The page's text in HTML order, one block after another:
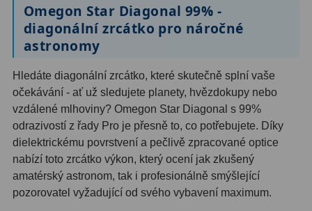
Planetární2
Barevné66
Barlow čočky65
Barlow 2x38
Barlow 3x
Barlow 4x3
Barlow 5x8
Omegon Star Diagonal 99% -
diagonální zrcátko pro náročné
astronomy
Hledáte diagonální zrcátko, které skutečně splní vaše
očekávání - ať už sledujete planety, hvězdokupy nebo
vzdálené mlhoviny? Omegon Star Diagonal s 99%
odrazivostí z řady Pro je přesně to, co potřebujete. Díky
dielektrickému povrstvení a pečlivě zpracované optice
nabízí toto zrcátko výkon, který ocení jak zkušený
amatérský astronom, tak i profesionálně smýšlející
pozorovatel vyžadující od svého vybavení maximum.